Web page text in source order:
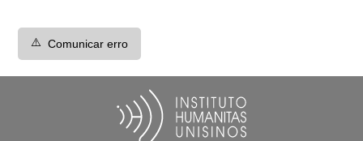
⚠️ Comunicar erro